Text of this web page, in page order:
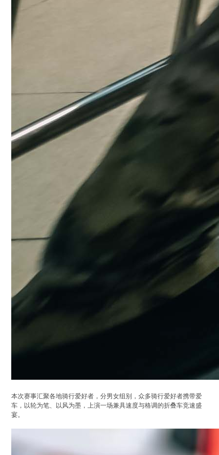
本次赛事汇聚各地骑行爱好者，分男女组别，众多骑行爱好者携带爱
车，以轮为笔、以风为墨，上演一场兼具速度与格调的折叠车竞速盛
宴。